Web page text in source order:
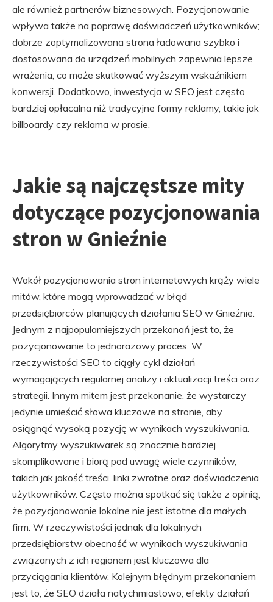
ale również partnerów biznesowych. Pozycjonowanie
wpływa także na poprawę doświadczeń użytkowników;
dobrze zoptymalizowana strona ładowana szybko i
dostosowana do urządzeń mobilnych zapewnia lepsze
wrażenia, co może skutkować wyższym wskaźnikiem
konwersji. Dodatkowo, inwestycja w SEO jest często
bardziej opłacalna niż tradycyjne formy reklamy, takie jak
billboardy czy reklama w prasie.
Jakie są najczęstsze mity
dotyczące pozycjonowania
stron w Gnieźnie
Wokół pozycjonowania stron internetowych krąży wiele
mitów, które mogą wprowadzać w błąd
przedsiębiorców planujących działania SEO w Gnieźnie.
Jednym z najpopularniejszych przekonań jest to, że
pozycjonowanie to jednorazowy proces. W
rzeczywistości SEO to ciągły cykl działań
wymagających regularnej analizy i aktualizacji treści oraz
strategii. Innym mitem jest przekonanie, że wystarczy
jedynie umieścić słowa kluczowe na stronie, aby
osiągnąć wysoką pozycję w wynikach wyszukiwania.
Algorytmy wyszukiwarek są znacznie bardziej
skomplikowane i biorą pod uwagę wiele czynników,
takich jak jakość treści, linki zwrotne oraz doświadczenia
użytkowników. Często można spotkać się także z opinią,
że pozycjonowanie lokalne nie jest istotne dla małych
firm. W rzeczywistości jednak dla lokalnych
przedsiębiorstw obecność w wynikach wyszukiwania
związanych z ich regionem jest kluczowa dla
przyciągania klientów. Kolejnym błędnym przekonaniem
jest to, że SEO działa natychmiastowo; efekty działań